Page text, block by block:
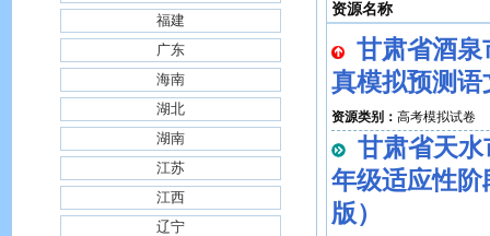
福建
广东
海南
湖北
湖南
江苏
江西
辽宁
资源名称
甘肃省酒泉
真模拟预测语
资源类别： 高考模拟试卷
甘肃省天水
年级适应性
版）